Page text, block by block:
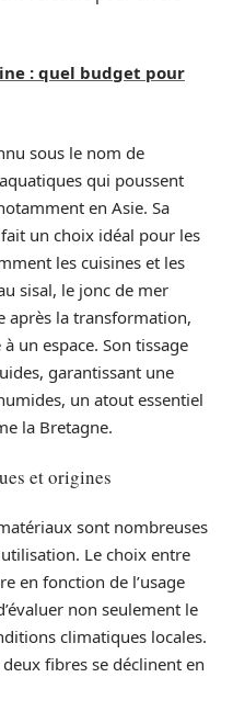
: quel budget pour
sous le nom de
qui poussent
en Asie. Sa
un choix idéal pour les
les cuisines et les
sisal, le jonc de mer
après la transformation,
un espace. Son tissage
garantissant une
un atout essentiel
la Bretagne.
et origines
sont nombreuses
Le choix entre
en fonction de l’usage
non seulement le
climatiques locales.
fibres se déclinent en